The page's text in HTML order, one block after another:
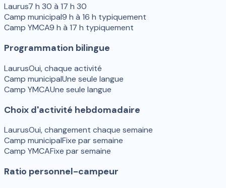
Laurus7 h 30 à 17 h 30
Camp municipal9 h à 16 h typiquement
Camp YMCA9 h à 17 h typiquement
Programmation bilingue
LaurusOui, chaque activité
Camp municipalUne seule langue
Camp YMCAUne seule langue
Choix d'activité hebdomadaire
LaurusOui, changement chaque semaine
Camp municipalFixe par semaine
Camp YMCAFixe par semaine
Ratio personnel-campeur